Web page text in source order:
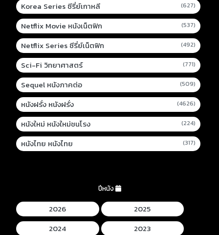
Korea Series ซีรี่ย์เกาหลี (627)
Netflix Movie หนังเน็ตฟิก (537)
Netflix Series ซีรี่ย์เน็ตฟิก (492)
Sci-Fi วิทยาศาสตร์ (771)
Sequel หนังภาคต่อ (509)
หนังฝรั่ง หนังฝรั่ง (4626)
หนังใหม่ หนังใหม่ชนโรง (224)
หนังไทย หนังไทย (317)
ปีหนัง
2026
2025
2024
2023